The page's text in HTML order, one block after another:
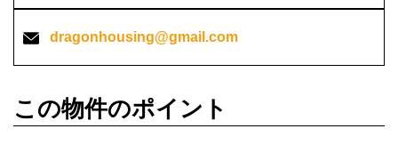
dragonhousing@gmail.com
この物件のポイント